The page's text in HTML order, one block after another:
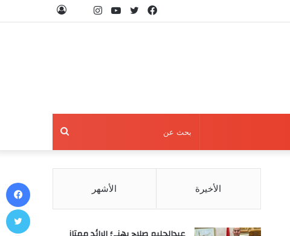
threadsانستقرام يوتيوب تويتر
فيسبوك
عن
الأخيرة الأشهر